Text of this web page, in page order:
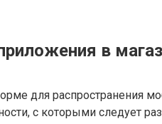
в
для распространения
с которыми следует